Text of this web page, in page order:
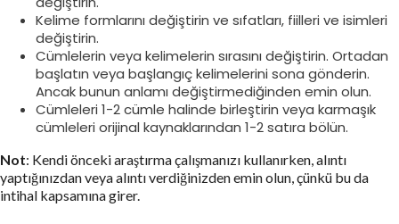
Kelime formlarını değiştirin ve sıfatları, fiilleri ve isimleri
değiştirin.
Cümlelerin veya kelimelerin sırasını değiştirin. Ortadan
başlatın veya başlangıç kelimelerini sona gönderin.
Ancak bunun anlamı değiştirmediğinden emin olun.
Cümleleri 1-2 cümle halinde birleştirin veya karmaşık
cümleleri orijinal kaynaklarından 1-2 satıra bölün.
Not: Kendi önceki araştırma çalışmanızı kullanırken, alıntı
yaptığınızdan veya alıntı verdiğinizden emin olun, çünkü bu da
intihal kapsamına girer.